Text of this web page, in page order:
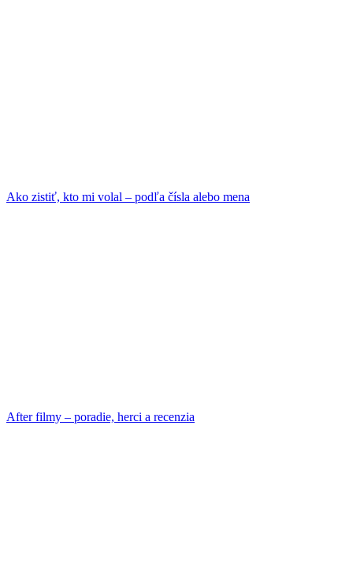
Ako zistiť, kto mi volal – podľa čísla alebo mena
After filmy – poradie, herci a recenzia